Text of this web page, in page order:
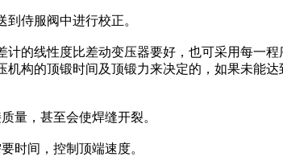
侍服阀中进行校正。
计的线性度比差动变压器要好，也可采用每一
构的顶锻时间及顶锻力来决定的，如果未能
量，甚至会使焊缝开裂。
时间，控制顶端速度。